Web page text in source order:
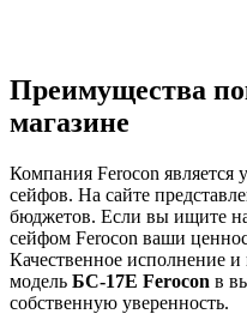
Преимущества
магазине
Компания Ferocon является
сейфов. На сайте
бюджетов. Если вы ищите
сейфом Ferocon ваши
Качественное исполнение
модель БС-17Е Ferocon в
собственную уверенность.